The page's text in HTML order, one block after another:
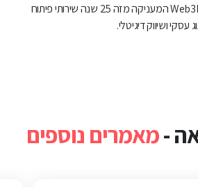
מנכ”ל ובעלים של קבוצת Web3D המעניקה מזה 25 שנה שירותי פיתוח
ושיווק דיגיטלי.
-מאמרים נוספים